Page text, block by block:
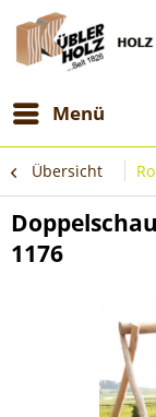
Menü
Übersicht
1176